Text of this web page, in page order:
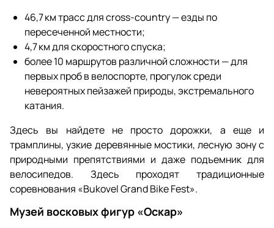
46,7 км трасс для cross-country — езды по
пересеченной местности;
4,7 км для скоростного спуска;
более 10 маршрутов различной сложности — для
первых проб в велоспорте, прогулок среди
невероятных пейзажей природы, экстремального
катания.
Здесь вы найдете не просто дорожки, а еще и
трамплины, узкие деревянные мостики, лесную зону с
природными препятствиями и даже подъемник для
велосипедов. Здесь проходят традиционные
соревнования «Bukovel Grand Bike Fest».
Музей восковых фигур «Оскар»